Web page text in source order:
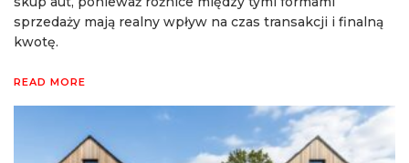
sprzedaży mają realny wpływ na czas transakcji i finalną
kwotę.
READ MORE